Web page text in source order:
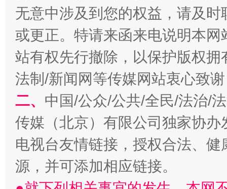
千年窑火 生生不息 一
揭开“小金库”的免责幌子
无意中涉及到您的权益，请及
或更正。特请来函来电说明本
站有权先行撤除，以保护版权
法制/新闻网等传媒网站衷心致
二、 中国/公众/公共/全民/法治/
传媒（北京）有限公司独家协
电视台友情链接，授权合法、
源，并可添加相应链接。